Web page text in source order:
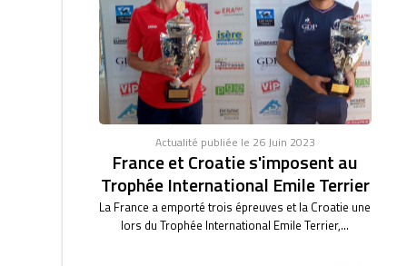
Actualité publiée le 26 Juin 2023
France et Croatie s'imposent au
Trophée International Emile Terrier
La France a emporté trois épreuves et la Croatie une
lors du Trophée International Emile Terrier,...